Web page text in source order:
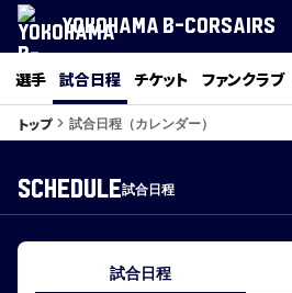
YOKOHAMA B-CORSAIRS
選手 試合日程 チケット ファンクラブ
トップkeyboard_arrow_right 試合日程（カレンダー）
SCHEDULE試合日程
試合日程